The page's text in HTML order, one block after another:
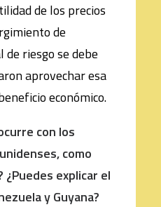
de los precios
de
riesgo se debe
aprovechar esa
económico.
con los
como
¿Puedes explicar el
y Guyana?